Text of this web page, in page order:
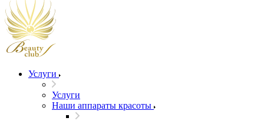
Услуги
Услуги
Наши аппараты красоты